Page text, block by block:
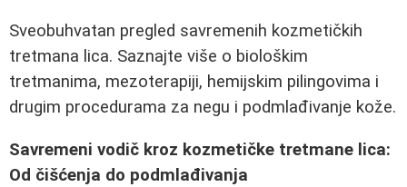
Sveobuhvatan pregled savremenih kozmetičkih
tretmana lica. Saznajte više o biološkim
tretmanima, mezoterapiji, hemijskim pilingovima i
drugim procedurama za negu i podmlađivanje kože.
Savremeni vodič kroz kozmetičke tretmane lica:
Od čišćenja do podmlađivanja